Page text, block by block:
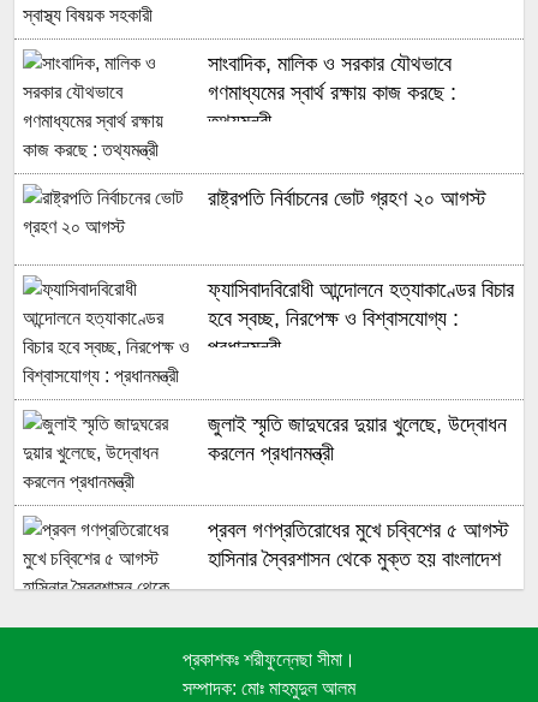
সাংবাদিক, মালিক ও সরকার যৌথভাবে
গণমাধ্যমের স্বার্থ রক্ষায় কাজ করছে :
তথ্যমন্ত্রী
রাষ্ট্রপতি নির্বাচনের ভোট গ্রহণ ২০ আগস্ট
ফ্যাসিবাদবিরোধী আন্দোলনে হত্যাকাণ্ডের বিচার
হবে স্বচ্ছ, নিরপেক্ষ ও বিশ্বাসযোগ্য :
প্রধানমন্ত্রী
জুলাই স্মৃতি জাদুঘরের দুয়ার খুলেছে, উদ্বোধন
করলেন প্রধানমন্ত্রী
প্রবল গণপ্রতিরোধের মুখে চব্বিশের ৫ আগস্ট
হাসিনার স্বৈরশাসন থেকে মুক্ত হয় বাংলাদেশ
জুলাই গণঅভ্যুত্থানে সুপ্রিম কোর্টের
আইনজীবীদের ঐতিহাসিক ভূমিকা
প্রকাশকঃ শরীফুন্নেছা সীমা।
সম্পাদক: মোঃ মাহমুদুল আলম